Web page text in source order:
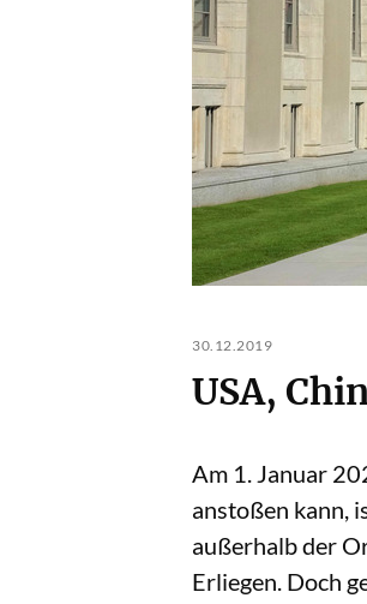
30.12.2019
USA,
Am 1. Januar
anstoßen kann,
außerhalb der
Erliegen. Doch